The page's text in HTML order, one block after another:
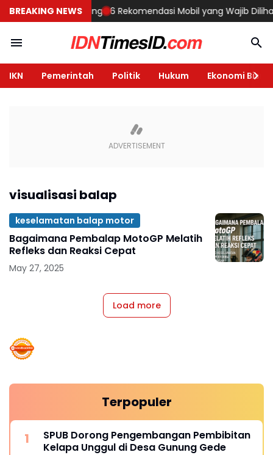
BREAKING NEWS
Rumah di Semarang 6 Rekomendasi Mobil yang Wajib
IKN Pemerintah Politik Hukum Ekonomi Bisnis
visualisasi balap
keselamatan balap motor
Bagaimana Pembalap MotoGP Melatih
Refleks dan Reaksi Cepat
May 27, 2025
Load more
Terpopuler
SPUB Dorong Pengembangan Pembibitan
Kelapa Unggul di Desa Gunung Gede